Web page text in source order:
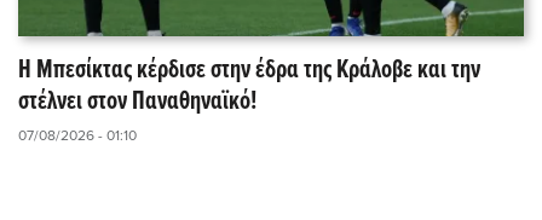
Η Μπεσίκτας κέρδισε στην έδρα της Κράλοβε και την
στέλνει στον Παναθηναϊκό!
07/08/2026 - 01:10